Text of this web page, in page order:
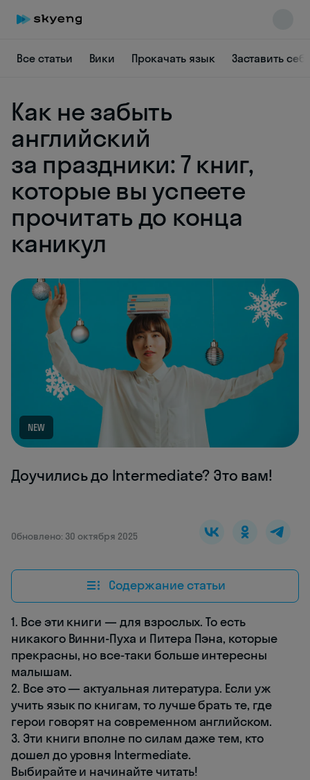
Все статьи Вики Прокачать язык Заставить
Как не забыть
английский
за праздники: 7 книг,
которые вы успеете
прочитать до конца
каникул
NEW
Доучились до Intermediate? Это вам!
Обновлено: 30 октября 2025
Содержание статьи
1. Все эти книги — для взрослых. То есть
никакого Винни-Пуха и Питера Пэна, которые
прекрасны, но все-таки больше интересны
малышам.
2. Все это — актуальная литература. Если уж
учить язык по книгам, то лучше брать те, где
герои говорят на современном английском.
3. Эти книги вполне по силам даже тем, кто
дошел до уровня Intermediate.
Выбирайте и начинайте читать!
Skyeng Chat
online